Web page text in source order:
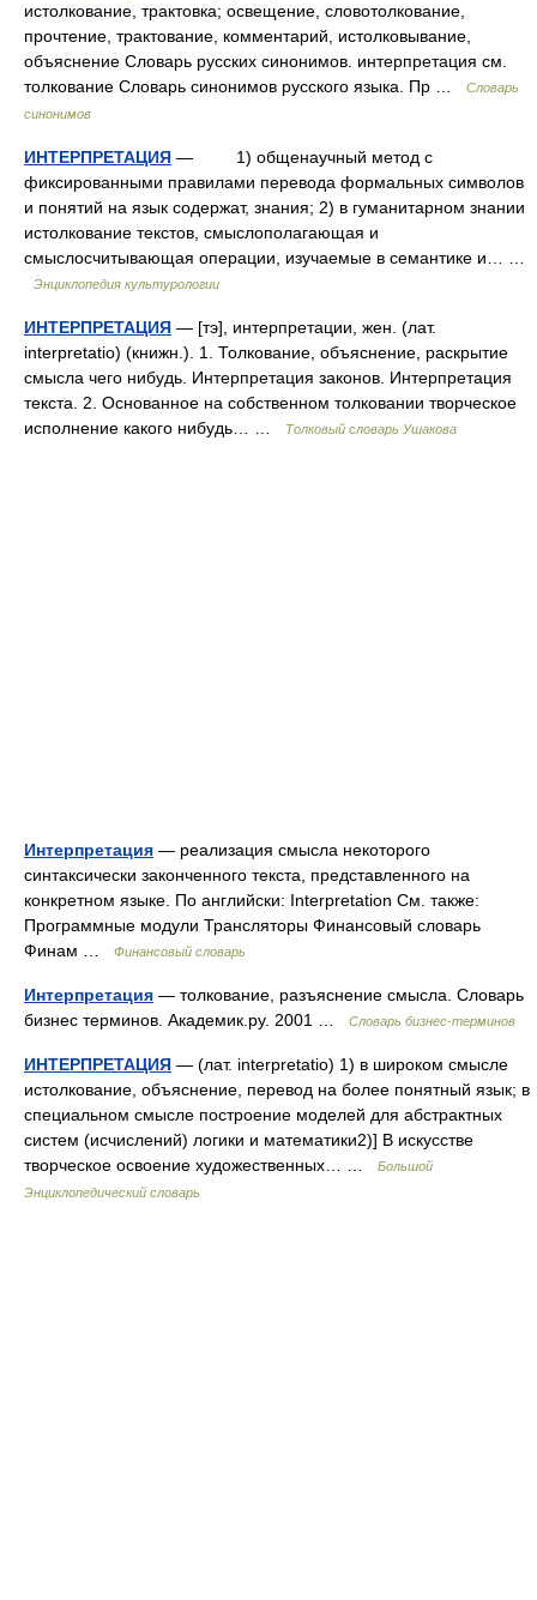
истолкование, трактовка; освещение, словотолкование,
прочтение, трактование, комментарий, истолковывание,
объяснение Словарь русских синонимов. интерпретация см.
толкование Словарь синонимов русского языка. Пр …
Словарь
синонимов
ИНТЕРПРЕТАЦИЯ — 1) общенаучный метод с
фиксированными правилами перевода формальных символов
и понятий на язык содержат, знания; 2) в гуманитарном знании
истолкование текстов, смыслополагающая и
смыслосчитывающая операции, изучаемые в семантике и… …
Энциклопедия культурологии
ИНТЕРПРЕТАЦИЯ — [тэ], интерпретации, жен. (лат.
interpretatio) (книжн.). 1. Толкование, объяснение, раскрытие
смысла чего нибудь. Интерпретация законов. Интерпретация
текста. 2. Основанное на собственном толковании творческое
исполнение какого нибудь… …
Толковый словарь Ушакова
Интерпретация — реализация смысла некоторого
синтаксически законченного текста, представленного на
конкретном языке. По английски: Interpretation См. также:
Программные модули Трансляторы Финансовый словарь
Финам …
Финансовый словарь
Интерпретация — толкование, разъяснение смысла. Словарь
бизнес терминов. Академик.ру. 2001 …
Словарь бизнес-терминов
ИНТЕРПРЕТАЦИЯ — (лат. interpretatio) 1) в широком смысле
истолкование, объяснение, перевод на более понятный язык; в
специальном смысле построение моделей для абстрактных
систем (исчислений) логики и математики2)] В искусстве
творческое освоение художественных… …
Большой
Энциклопедический словарь